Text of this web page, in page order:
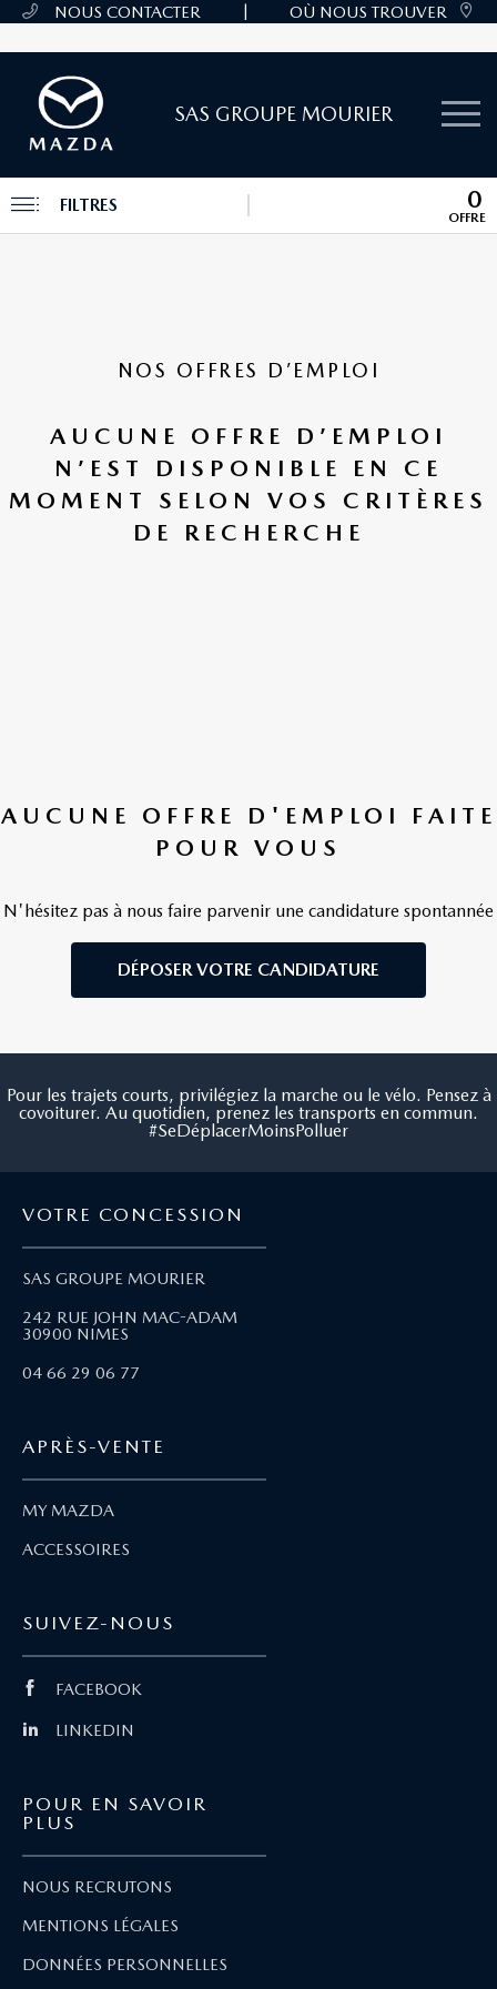
NOUS CONTACTER | OÙ NOUS TROUVER
SAS GROUPE MOURIER
FILTRES 0
OFFRE
NOS OFFRES D’EMPLOI
AUCUNE OFFRE D’EMPLOI
N’EST DISPONIBLE EN CE
MOMENT SELON VOS CRITÈRES
DE RECHERCHE
AUCUNE OFFRE D'EMPLOI FAITE
POUR VOUS
N'hésitez pas à nous faire parvenir une candidature spontannée
DÉPOSER VOTRE CANDIDATURE
Pour les trajets courts, privilégiez la marche ou le vélo. Pensez à
covoiturer. Au quotidien, prenez les transports en commun.
#SeDéplacerMoinsPolluer
VOTRE CONCESSION
SAS GROUPE MOURIER
242 RUE JOHN MAC-ADAM
30900 NIMES
04 66 29 06 77
APRÈS-VENTE
MY MAZDA
ACCESSOIRES
SUIVEZ-NOUS
FACEBOOK
LINKEDIN
POUR EN SAVOIR
PLUS
NOUS RECRUTONS
MENTIONS LÉGALES
DONNÉES PERSONNELLES